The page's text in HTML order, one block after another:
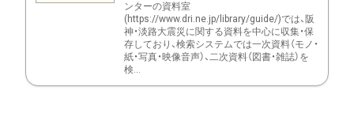
ンターの資料室
(https://www.dri.ne.jp/library/guide/)では、阪
神・淡路大震災に関する資料を中心に収集・保
存しており、検索システムでは一次資料（モノ・
紙・写真・映像音声）、二次資料（図書・雑誌）を
検...